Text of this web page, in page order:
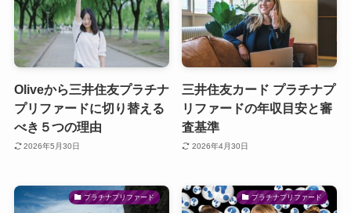
Oliveから三井住友プラチナ
プリファードに切り替える
べき５つの理由
2026年5月30日
三井住友カード プラチナプ
リファードの年収目安と審
査基準
2026年4月30日
プラチナプリファード プラチナプリファード